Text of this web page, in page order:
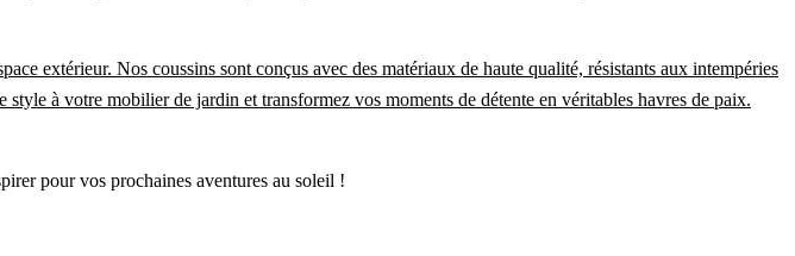
extérieur. Nos coussins sont conçus avec des matériaux de haute qualité, résistants aux intempéries
à votre mobilier de jardin et transformez vos moments de détente en véritables havres de paix.
pour vos prochaines aventures au soleil !